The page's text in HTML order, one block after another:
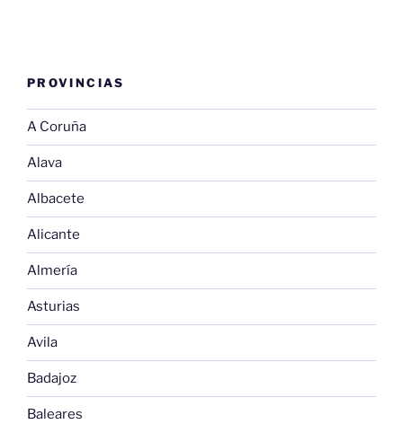
PROVINCIAS
A Coruña
Alava
Albacete
Alicante
Almería
Asturias
Avila
Badajoz
Baleares